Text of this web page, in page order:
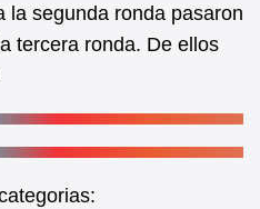
la segunda ronda pasaron
tercera ronda. De ellos